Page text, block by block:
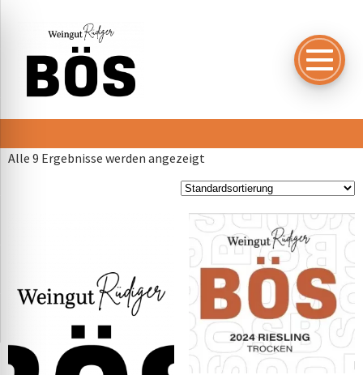
Alle 9 Ergebnisse werden angezeigt